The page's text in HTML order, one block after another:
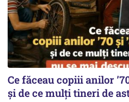
Ce făceau copiii anilor
și de ce mulți tineri de